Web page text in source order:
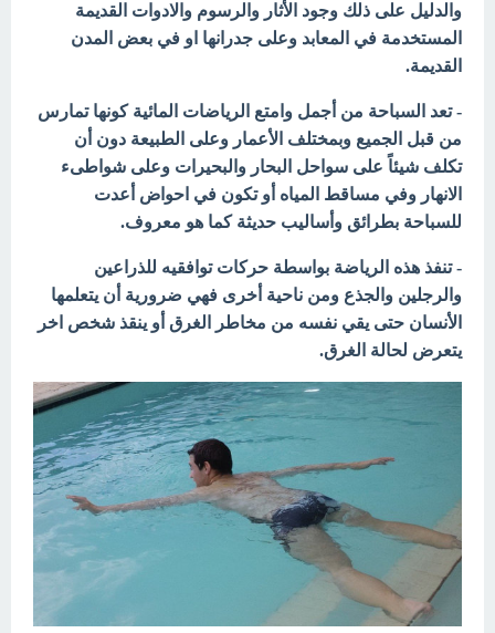
والدليل على ذلك وجود الأثار والرسوم والادوات القديمة
المستخدمة في المعابد وعلى جدرانها او في بعض المدن
القديمة.
- تعد السباحة من أجمل وامتع الرياضات المائية كونها تمارس
من قبل الجميع وبمختلف الأعمار وعلى الطبيعة دون أن
تكلف شيئاً على سواحل البحار والبحيرات وعلى شواطىء
الانهار وفي مساقط المياه أو تكون في احواض أعدت
للسباحة بطرائق وأساليب حديثة كما هو معروف.
- تنفذ هذه الرياضة بواسطة حركات توافقيه للذراعين
والرجلين والجذع ومن ناحية أخرى فهي ضرورية أن يتعلمها
الأنسان حتى يقي نفسه من مخاطر الغرق أو ينقذ شخص اخر
يتعرض لحالة الغرق.